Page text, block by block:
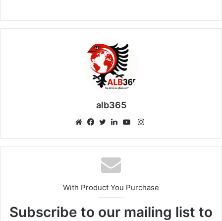
alb365
Instagram
With Product You Purchase
Subscribe to our mailing list to